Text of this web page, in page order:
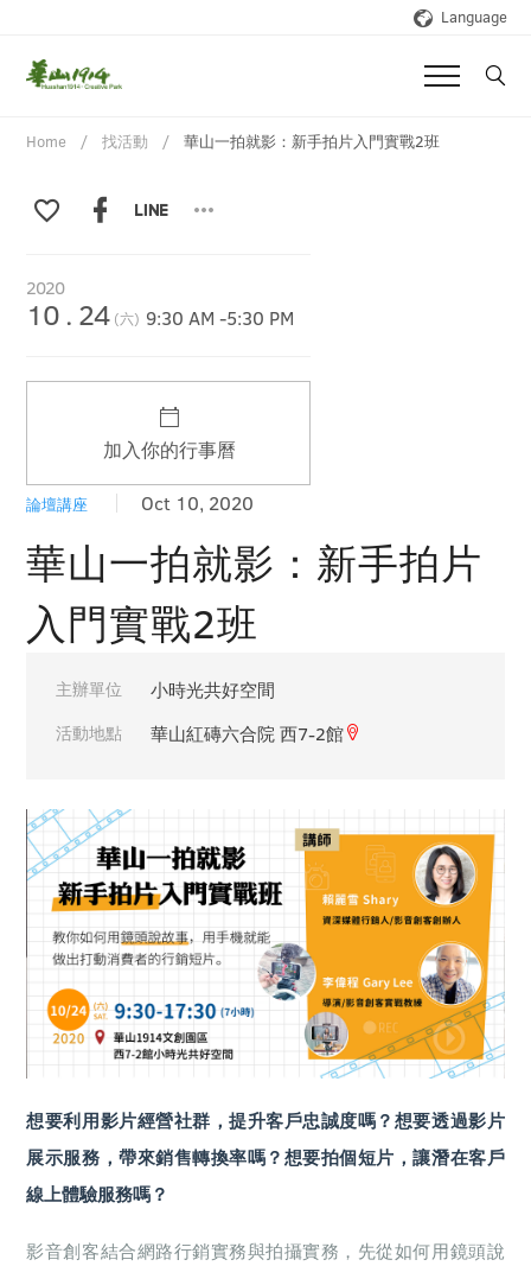
Language
Home 找活動 華山一拍就影：新手拍片入門實戰2班
2020
10 . 24 (六) 9:30 AM-5:30 PM
加入你的行事曆
論壇講座 Oct 10, 2020
華山一拍就影：新手拍片
入門實戰2班
主辦單位 小時光共好空間
活動地點 華山紅磚六合院 西7-2館
想要利用影片經營社群，提升客戶忠誠度嗎？想要透過影片
展示服務，帶來銷售轉換率嗎？想要拍個短片，讓潛在客戶
線上體驗服務嗎？
影音創客結合網路行銷實務與拍攝實務，先從如何用鏡頭說